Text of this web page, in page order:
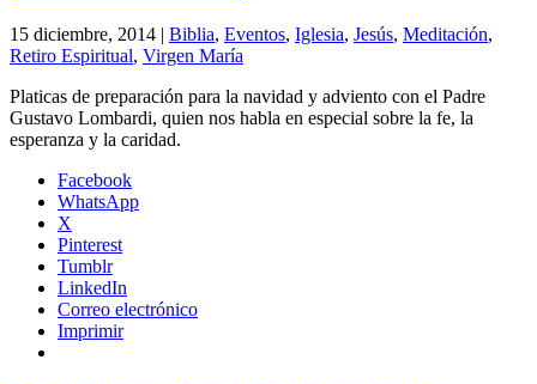
15 diciembre, 2014 | Biblia, Eventos, Iglesia, Jesús, Meditación,
Retiro Espiritual, Virgen María
Platicas de preparación para la navidad y adviento con el Padre
Gustavo Lombardi, quien nos habla en especial sobre la fe, la
esperanza y la caridad.
Facebook
WhatsApp
X
Pinterest
Tumblr
LinkedIn
Correo electrónico
Imprimir